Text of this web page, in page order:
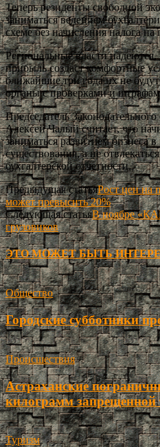
Теперь резиденты свободной
заниматься ведением
схеме без начисления налога
Региональные власти надеются,
прибыль создаст комфортные
ближайшие три года их не
органы с проверками и
Председатель
Алексей Чалый считает, что
заниматься развитием бизнеса
существования, а не
бухгалтерской отчетности.
Предыдущая статьяРост цен на
может превысить 20%
Следующая статьяВ ноябре
грузовиков
ЭТО МОЖЕТ БЫТЬ
Общество
Городские субботники
Происшествия
Астраханские
килограмм запрещенной
Туризм